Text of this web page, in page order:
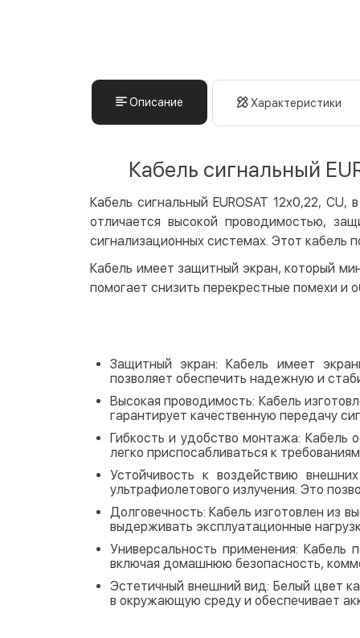
Описание Характеристики
Кабель сигнальный
Кабель сигнальный EUROSAT 12x0,22,
отличается высокой проводимостью,
сигнализационных системах. Этот кабель
Кабель имеет защитный экран, который
помогает снизить перекрестные помехи и
Защитный экран: Кабель имеет
позволяет обеспечить надежную и
Высокая проводимость: Кабель
гарантирует качественную передачу
Гибкость и удобство монтажа: Кабель
легко приспосабливаться к
Устойчивость к воздействию
ультрафиолетового излучения. Это
Долговечность: Кабель изготовлен из
выдерживать эксплуатационные
Универсальность применения: Кабель
включая домашнюю безопасность,
Эстетичный внешний вид: Белый цвет
в окружающую среду и обеспечивает